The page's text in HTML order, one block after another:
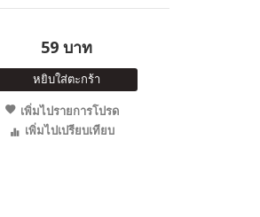
59 บาท
หยิบใส่ตะกร้า
เพิ่มไปรายการโปรด
เพิ่มไปเปรียบเทียบ